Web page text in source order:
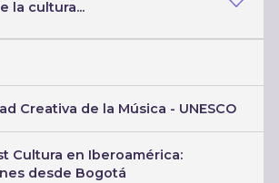
la cultura...
Creativa de la Música - UNESCO
Cultura en Iberoamérica:
desde Bogotá